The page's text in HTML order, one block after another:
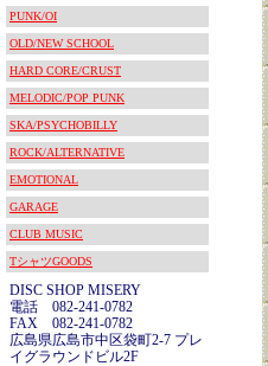
PUNK/OI
OLD/NEW SCHOOL
HARD CORE/CRUST
MELODIC/POP PUNK
SKA/PSYCHOBILLY
ROCK/ALTERNATIVE
EMOTIONAL
GARAGE
CLUB MUSIC
TシャツGOODS
DISC SHOP MISERY
電話 082-241-0782
FAX 082-241-0782
広島県広島市中区袋町2-7 プレ
イグラウンドビル2F